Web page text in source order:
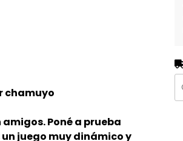
chamuyo
Poné a prueba
juego muy dinámico y